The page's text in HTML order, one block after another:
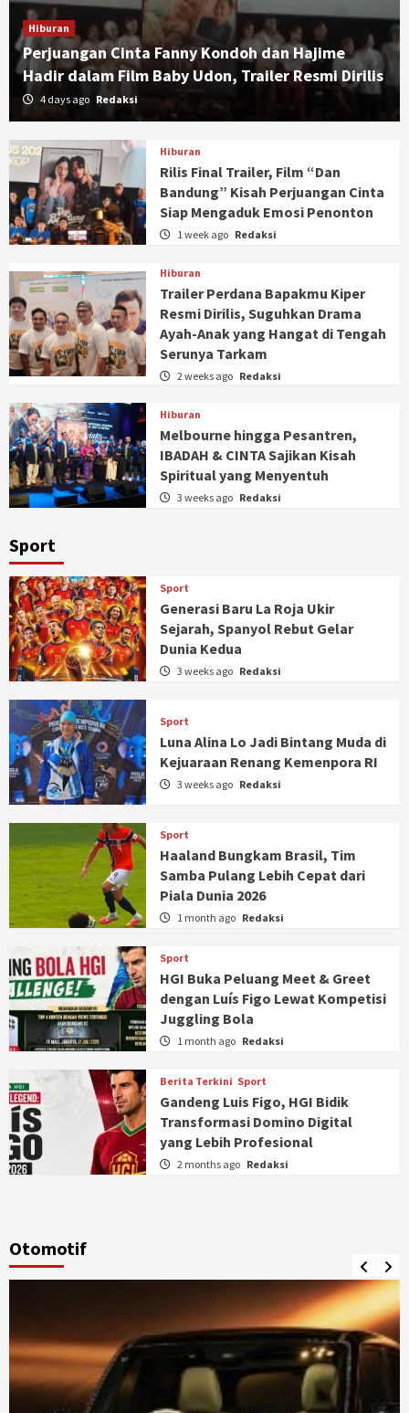
Hiburan
Perjuangan Cinta Fanny Kondoh dan Hajime
Hadir dalam Film Baby Udon, Trailer Resmi Dirilis
4 days ago Redaksi
Hiburan
Rilis Final Trailer, Film “Dan
Bandung” Kisah Perjuangan Cinta
Siap Mengaduk Emosi Penonton
1 week ago Redaksi
Hiburan
Trailer Perdana Bapakmu Kiper
Resmi Dirilis, Suguhkan Drama
Ayah-Anak yang Hangat di Tengah
Serunya Tarkam
2 weeks ago Redaksi
Hiburan
Melbourne hingga Pesantren,
IBADAH & CINTA Sajikan Kisah
Spiritual yang Menyentuh
3 weeks ago Redaksi
Sport
Sport
Generasi Baru La Roja Ukir
Sejarah, Spanyol Rebut Gelar
Dunia Kedua
3 weeks ago Redaksi
Sport
Luna Alina Lo Jadi Bintang Muda di
Kejuaraan Renang Kemenpora RI
3 weeks ago Redaksi
Sport
Haaland Bungkam Brasil, Tim
Samba Pulang Lebih Cepat dari
Piala Dunia 2026
1 month ago Redaksi
Sport
HGI Buka Peluang Meet & Greet
dengan Luís Figo Lewat Kompetisi
Juggling Bola
1 month ago Redaksi
Berita Terkini Sport
Gandeng Luis Figo, HGI Bidik
Transformasi Domino Digital
yang Lebih Profesional
2 months ago Redaksi
Otomotif